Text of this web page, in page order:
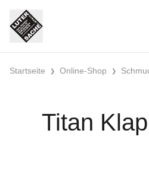
Startseite Online-Shop
Titan